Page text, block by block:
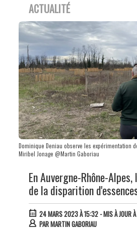
ACTUALITÉ
Dominique Deniau observe les expérimentation
Miribel Jonage @Martin Gaboriau
En Auvergne-Rhône-
de la disparition
24 MARS 2023 À 15:32- MIS À JOUR
PARMARTIN GABORIAU